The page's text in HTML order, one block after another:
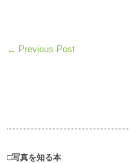
← Previous Post
□写真を知る本